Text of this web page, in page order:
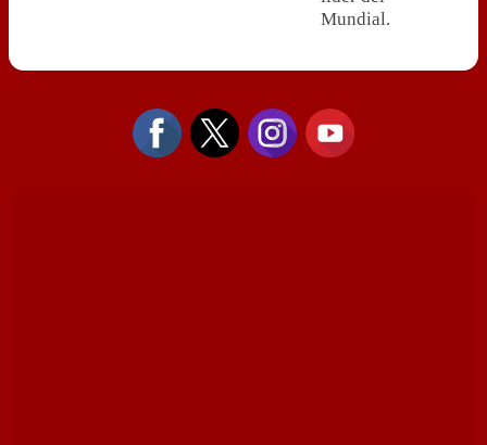
Mundial.